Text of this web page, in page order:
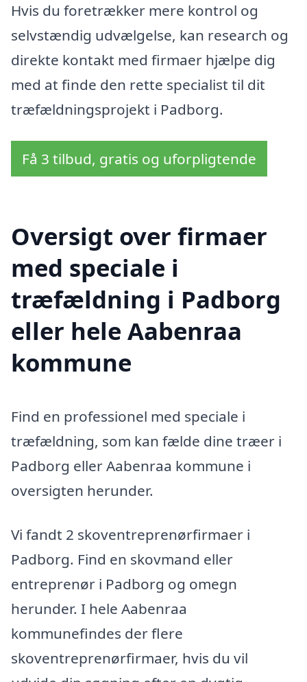
Hvis du foretrækker mere kontrol og
selvstændig udvælgelse, kan research og
direkte kontakt med firmaer hjælpe dig
med at finde den rette specialist til dit
træfældningsprojekt i Padborg.
Få 3 tilbud, gratis og uforpligtende
Oversigt over firmaer
med speciale i
træfældning i Padborg
eller hele Aabenraa
kommune
Find en professionel med speciale i
træfældning, som kan fælde dine træer i
Padborg eller Aabenraa kommune i
oversigten herunder.
Vi fandt 2 skoventreprenørfirmaer i
Padborg. Find en skovmand eller
entreprenør i Padborg og omegn
herunder. I hele Aabenraa
kommunefindes der flere
skoventreprenørfirmaer, hvis du vil